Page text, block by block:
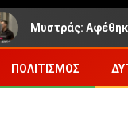
Μυστράς:
ΠΟΛΙΤΙΣΜΌΣ